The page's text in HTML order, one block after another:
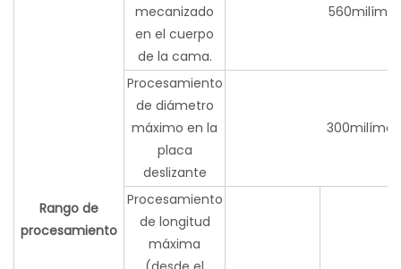
Rango de
procesamiento
mecanizado
en el cuerpo
de la cama.
Procesamiento
de diámetro
máximo en la
placa
deslizante
Procesamiento
de longitud
máxima